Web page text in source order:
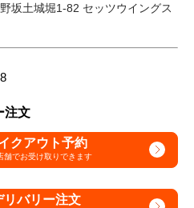
坂土城堀1-82 セッツウイングス
注文
クアウト予約
舗でお受け取りできます
バリー注文